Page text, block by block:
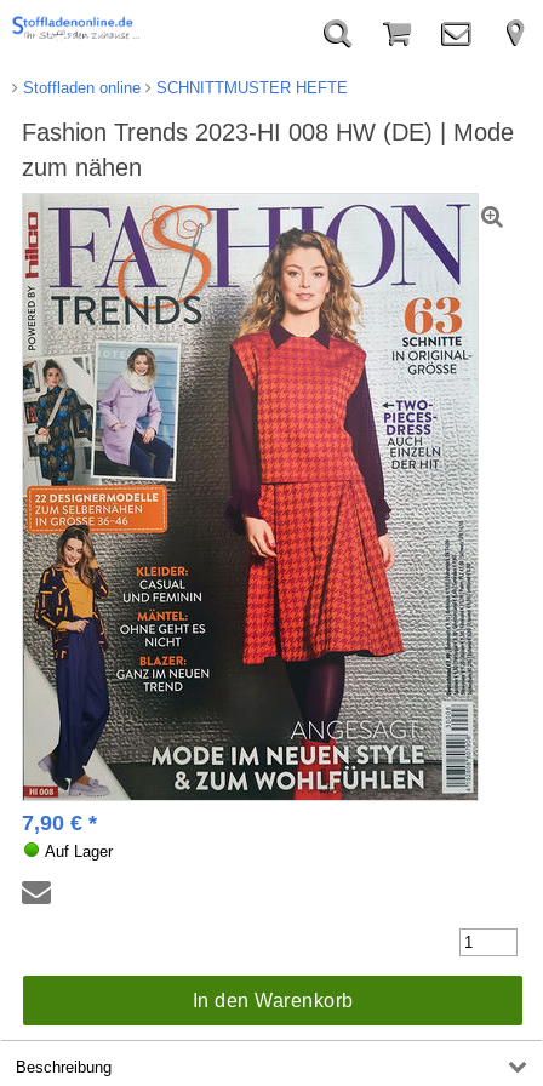
Stoffladen online SCHNITTMUSTER HEFTE
Fashion Trends 2023-HI 008 HW (DE) | Mode
zum nähen
7,90 €*
Auf Lager
In den Warenkorb
Beschreibung